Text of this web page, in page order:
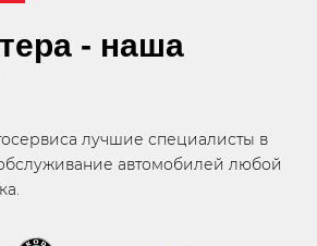
- наша
лучшие специалисты в
автомобилей любой